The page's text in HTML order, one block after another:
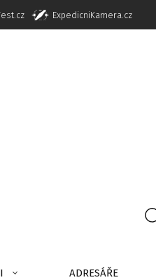
ExpedicniKamera.cz
ADRESÁŘE